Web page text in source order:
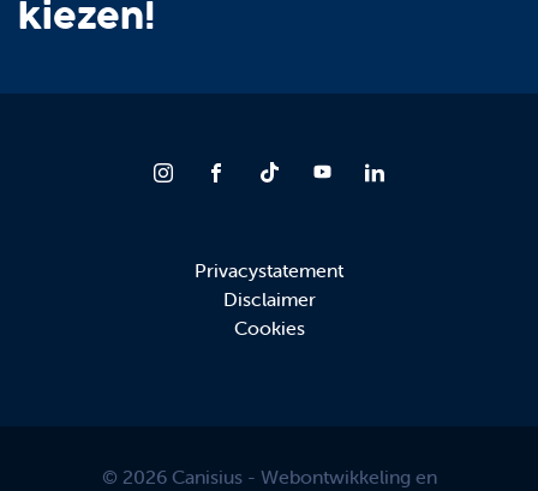
kiezen!
Privacystatement
Disclaimer
Cookies
© 2026 Canisius - Webontwikkeling en